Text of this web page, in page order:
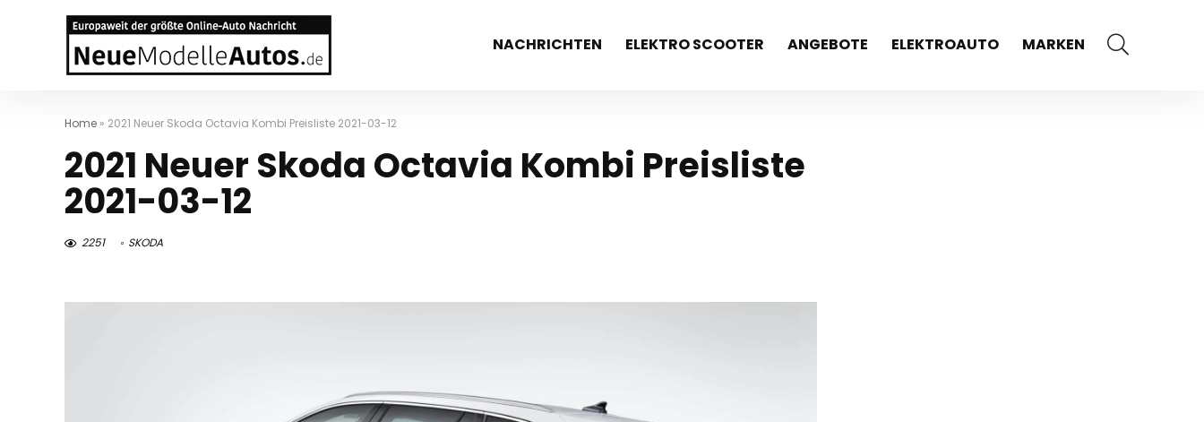
NACHRICHTEN ELEKTRO SCOOTER ANGEBOTE ELEKTROAUTO MARKEN
Home » 2021 Neuer Skoda Octavia Kombi Preisliste 2021-03-12
2021 Neuer Skoda Octavia Kombi Preisliste
2021-03-12
2251 SKODA